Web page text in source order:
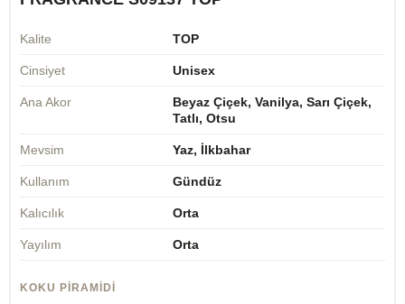
Kalite TOP
Cinsiyet Unisex
Ana Akor
Beyaz Çiçek, Vanilya, Sarı Çiçek,
Tatlı, Otsu
Mevsim Yaz, İlkbahar
Kullanım Gündüz
Kalıcılık Orta
Yayılım Orta
KOKU PIRAMIDI